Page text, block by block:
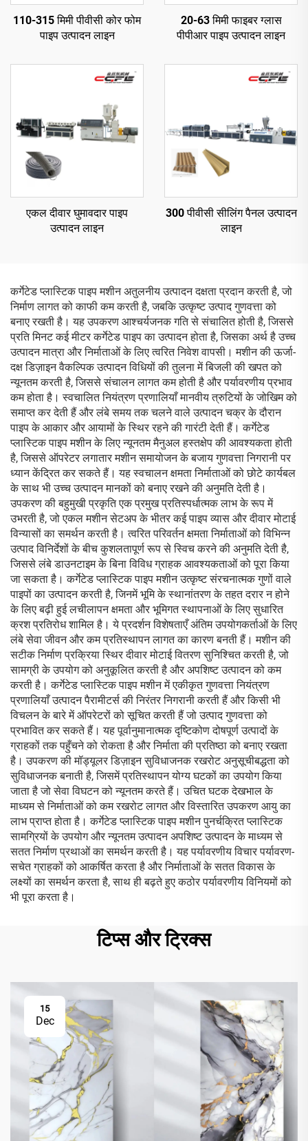
110-315 मिमी पीवीसी कोर फोम
पाइप उत्पादन लाइन
20-63 मिमी फाइबर ग्लास
पीपीआर पाइप उत्पादन लाइन
एकल दीवार घुमावदार पाइप
उत्पादन लाइन
300 पीवीसी सीलिंग पैनल उत्पादन
लाइन
कर्गेटेड प्लास्टिक पाइप मशीन अतुलनीय उत्पादन दक्षता प्रदान करती है, जो
निर्माण लागत को काफी कम करती है, जबकि उत्कृष्ट उत्पाद गुणवत्ता को
बनाए रखती है। यह उपकरण आश्चर्यजनक गति से संचालित होती है, जिससे
प्रति मिनट कई मीटर कर्गेटेड पाइप का उत्पादन होता है, जिसका अर्थ है उच्च
उत्पादन मात्रा और निर्माताओं के लिए त्वरित निवेश वापसी। मशीन की ऊर्जा-
दक्ष डिज़ाइन वैकल्पिक उत्पादन विधियों की तुलना में बिजली की खपत को
न्यूनतम करती है, जिससे संचालन लागत कम होती है और पर्यावरणीय प्रभाव
कम होता है। स्वचालित नियंत्रण प्रणालियाँ मानवीय त्रुटियों के जोखिम को
समाप्त कर देती हैं और लंबे समय तक चलने वाले उत्पादन चक्र के दौरान
पाइप के आकार और आयामों के स्थिर रहने की गारंटी देती हैं। कर्गेटेड
प्लास्टिक पाइप मशीन के लिए न्यूनतम मैनुअल हस्तक्षेप की आवश्यकता होती
है, जिससे ऑपरेटर लगातार मशीन समायोजन के बजाय गुणवत्ता निगरानी पर
ध्यान केंद्रित कर सकते हैं। यह स्वचालन क्षमता निर्माताओं को छोटे कार्यबल
के साथ भी उच्च उत्पादन मानकों को बनाए रखने की अनुमति देती है।
उपकरण की बहुमुखी प्रकृति एक प्रमुख प्रतिस्पर्धात्मक लाभ के रूप में
उभरती है, जो एकल मशीन सेटअप के भीतर कई पाइप व्यास और दीवार मोटाई
विन्यासों का समर्थन करती है। त्वरित परिवर्तन क्षमता निर्माताओं को विभिन्न
उत्पाद विनिर्देशों के बीच कुशलतापूर्ण रूप से स्विच करने की अनुमति देती है,
जिससे लंबे डाउनटाइम के बिना विविध ग्राहक आवश्यकताओं को पूरा किया
जा सकता है। कर्गेटेड प्लास्टिक पाइप मशीन उत्कृष्ट संरचनात्मक गुणों वाले
पाइपों का उत्पादन करती है, जिनमें भूमि के स्थानांतरण के तहत दरार न होने
के लिए बढ़ी हुई लचीलापन क्षमता और भूमिगत स्थापनाओं के लिए सुधारित
क्रश प्रतिरोध शामिल है। ये प्रदर्शन विशेषताएँ अंतिम उपयोगकर्ताओं के लिए
लंबे सेवा जीवन और कम प्रतिस्थापन लागत का कारण बनती हैं। मशीन की
सटीक निर्माण प्रक्रिया स्थिर दीवार मोटाई वितरण सुनिश्चित करती है, जो
सामग्री के उपयोग को अनुकूलित करती है और अपशिष्ट उत्पादन को कम
करती है। कर्गेटेड प्लास्टिक पाइप मशीन में एकीकृत गुणवत्ता नियंत्रण
प्रणालियाँ उत्पादन पैरामीटर्स की निरंतर निगरानी करती हैं और किसी भी
विचलन के बारे में ऑपरेटरों को सूचित करती हैं जो उत्पाद गुणवत्ता को
प्रभावित कर सकते हैं। यह पूर्वानुमानात्मक दृष्टिकोण दोषपूर्ण उत्पादों के
ग्राहकों तक पहुँचने को रोकता है और निर्माता की प्रतिष्ठा को बनाए रखता
है। उपकरण की मॉड्यूलर डिज़ाइन सुविधाजनक रखरोट अनुसूचीबद्धता को
सुविधाजनक बनाती है, जिसमें प्रतिस्थापन योग्य घटकों का उपयोग किया
जाता है जो सेवा विघटन को न्यूनतम करते हैं। उचित घटक देखभाल के
माध्यम से निर्माताओं को कम रखरोट लागत और विस्तारित उपकरण आयु का
लाभ प्राप्त होता है। कर्गेटेड प्लास्टिक पाइप मशीन पुनर्चक्रित प्लास्टिक
सामग्रियों के उपयोग और न्यूनतम उत्पादन अपशिष्ट उत्पादन के माध्यम से
सतत निर्माण प्रथाओं का समर्थन करती है। यह पर्यावरणीय विचार पर्यावरण-
सचेत ग्राहकों को आकर्षित करता है और निर्माताओं के सतत विकास के
लक्ष्यों का समर्थन करता है, साथ ही बढ़ते हुए कठोर पर्यावरणीय विनियमों को
भी पूरा करता है।
टिप्स और ट्रिक्स
15
Dec